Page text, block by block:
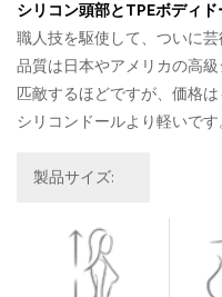
シリコン頭部とTPEボディド
職人技を駆使して、ついに
品質は日本やアメリカの高
匹敵するほどですが、価格
シリコンドールより軽いです
製品サイズ: